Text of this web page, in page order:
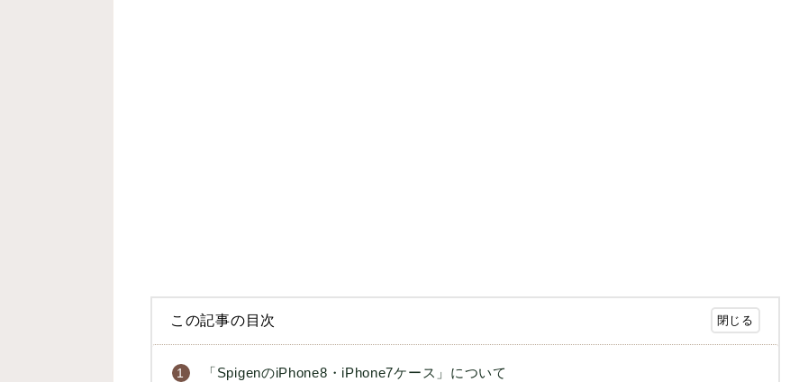
この記事の目次
「SpigenのiPhone8・iPhone7ケース」について